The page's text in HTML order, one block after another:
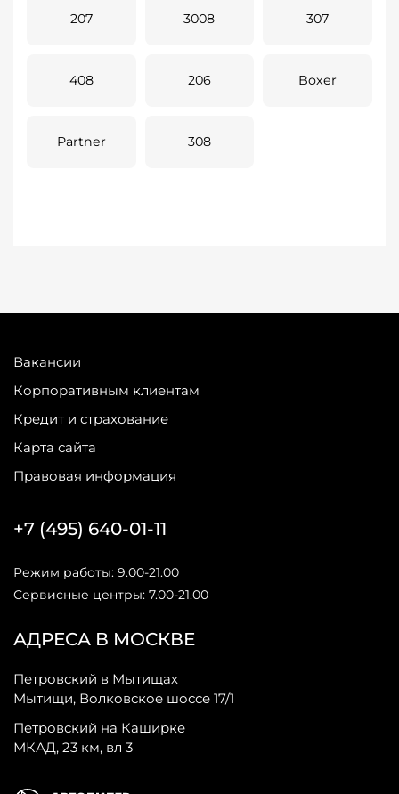
207 3008 307
408 206 Boxer
Partner 308
Вакансии
Корпоративным клиентам
Кредит и страхование
Карта сайта
Правовая информация
АДРЕСА В МОСКВЕ
Петровский в Мытищах
Мытищи, Волковское шоссе 17/1
Петровский на Каширке
МКАД, 23 км, вл 3
+7 (495) 640-01-11
Режим работы: 9.00-21.00
Сервисные центры: 7.00-21.00